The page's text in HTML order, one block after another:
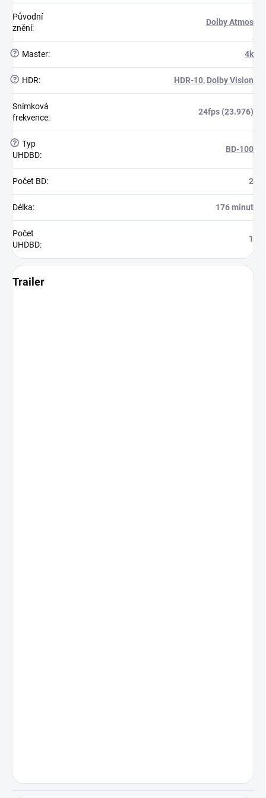
Původní
znění:
Dolby Atmos
? Master: 4k
? HDR: HDR-10, Dolby Vision
Snímková
frekvence:
24fps (23.976)
? Typ
UHDBD:
BD-100
Počet BD: 2
Délka: 176 minut
Počet
UHDBD:
1
Trailer